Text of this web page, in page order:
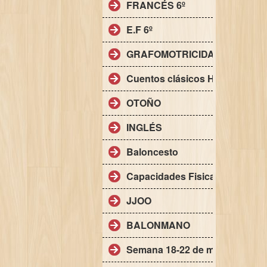
FRANCÉS 6º
E.F 6º
GRAFOMOTRICIDAD FINA
Cuentos clásicos
OTOÑO
INGLÉS
Baloncesto
Capacidades Fisicas basicas
JJOO
BALONMANO
Semana 18-22 de mayo